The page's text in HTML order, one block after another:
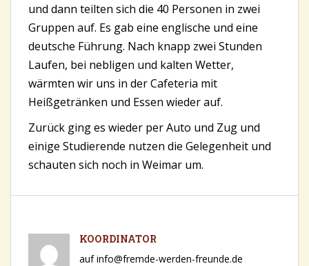
und dann teilten sich die 40 Personen in zwei
Gruppen auf. Es gab eine englische und eine
deutsche Führung. Nach knapp zwei Stunden
Laufen, bei nebligen und kalten Wetter,
wärmten wir uns in der Cafeteria mit
Heißgetränken und Essen wieder auf.
Zurück ging es wieder per Auto und Zug und
einige Studierende nutzen die Gelegenheit und
schauten sich noch in Weimar um.
KOORDINATOR
auf info@fremde-werden-freunde.de